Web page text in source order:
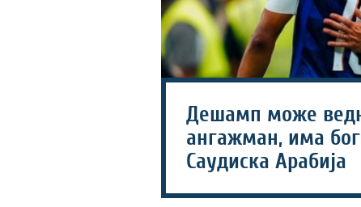
Дешамп може
ангажман, има
Саудиска Арабија